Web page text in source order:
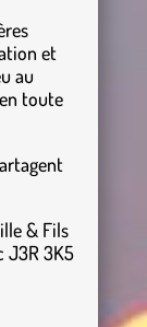
et
au
toute
& Fils
J3R 3K5